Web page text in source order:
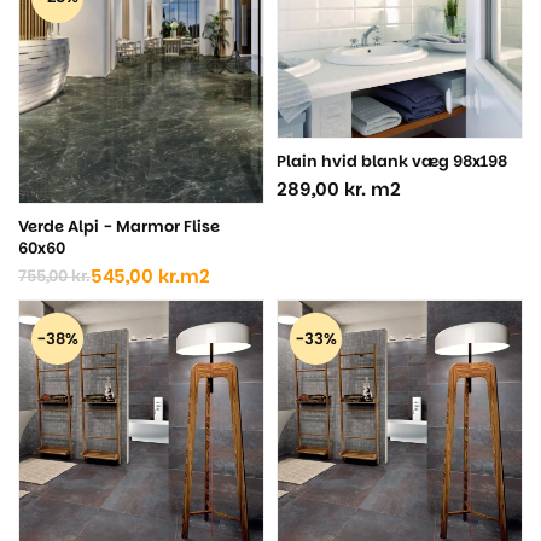
625,00 kr..
465,00 kr..
850,00 kr..
620,00 kr..
Verde Alpi - Marmor Flise
60x60
755,00kr.
Den
oprindelige
pris
var:
755,00 kr..
545,00 kr.
Den
aktuelle
pris
er:
545,00 kr..
m2
Plain hvid blank væg 98x198
289,00 kr. m2
-38% -33%